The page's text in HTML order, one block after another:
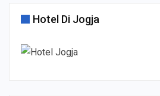
Hotel Di Jogja